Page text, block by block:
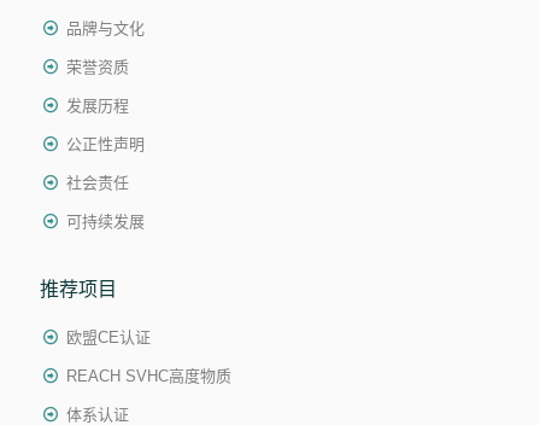
品牌与文化
荣誉资质
发展历程
公正性声明
社会责任
可持续发展
推荐项目
欧盟CE认证
REACH SVHC高度物质
体系认证